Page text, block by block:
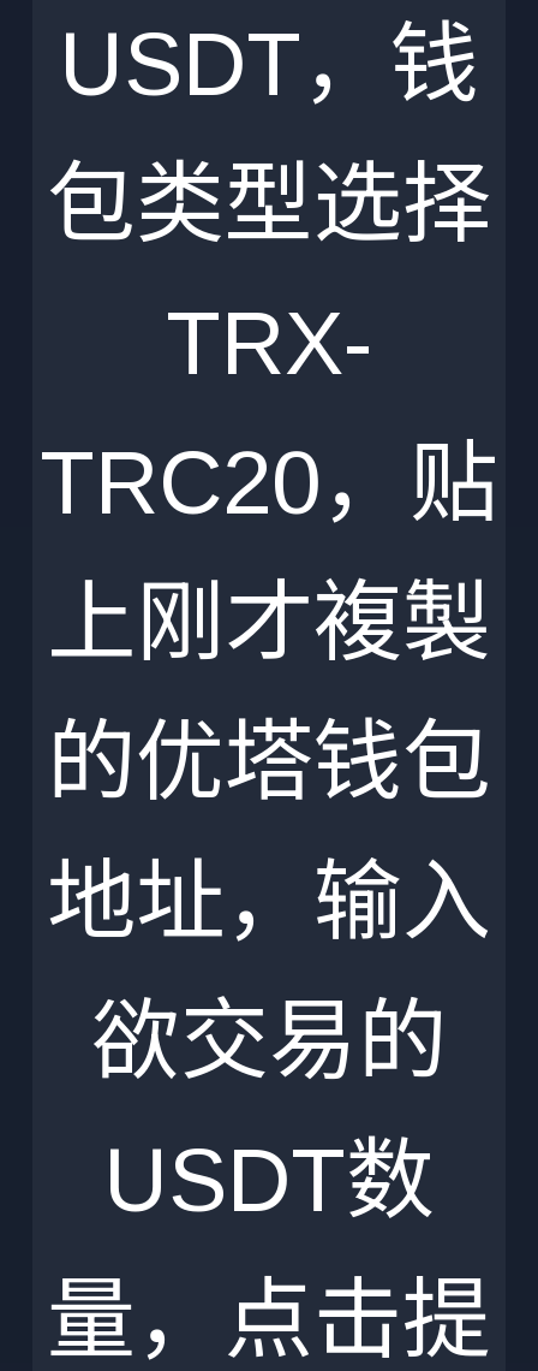
USDT，钱
包类型选择
TRX-
TRC20，贴
上刚才複製
的优塔钱包
地址，输入
欲交易的
USDT数
量，点击提